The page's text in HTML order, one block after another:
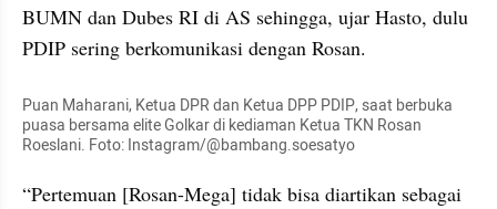
BUMN dan Dubes RI di AS sehingga, ujar Hasto, dulu
PDIP sering berkomunikasi dengan Rosan.
Puan Maharani, Ketua DPR dan Ketua DPP PDIP, saat berbuka
puasa bersama elite Golkar di kediaman Ketua TKN Rosan
Roeslani. Foto: Instagram/@bambang.soesatyo
“Pertemuan [Rosan-Mega] tidak bisa diartikan sebagai